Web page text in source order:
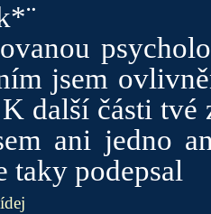
jsem
K další části
ani jedno
taky podepsal